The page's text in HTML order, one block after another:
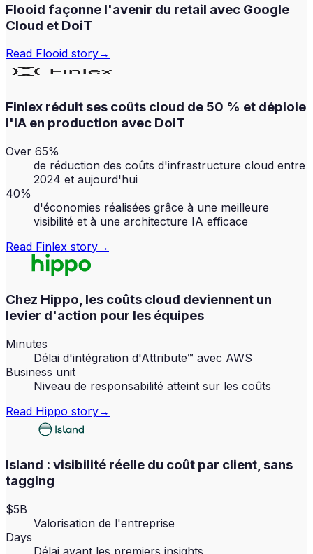
Flooid façonne l'avenir du retail avec Google
Cloud et DoiT
Read Flooid story→
Finlex réduit ses coûts cloud de 50 % et déploie
l'IA en production avec DoiT
Over 65%
de réduction des coûts d'infrastructure cloud entre
2024 et aujourd'hui
40%
d'économies réalisées grâce à une meilleure
visibilité et à une architecture IA efficace
Read Finlex story→
Chez Hippo, les coûts cloud deviennent un
levier d'action pour les équipes
Minutes
Délai d'intégration d'Attribute™ avec AWS
Business unit
Niveau de responsabilité atteint sur les coûts
Read Hippo story→
Island : visibilité réelle du coût par client, sans
tagging
$5B
Valorisation de l'entreprise
Days
Délai avant les premiers insights